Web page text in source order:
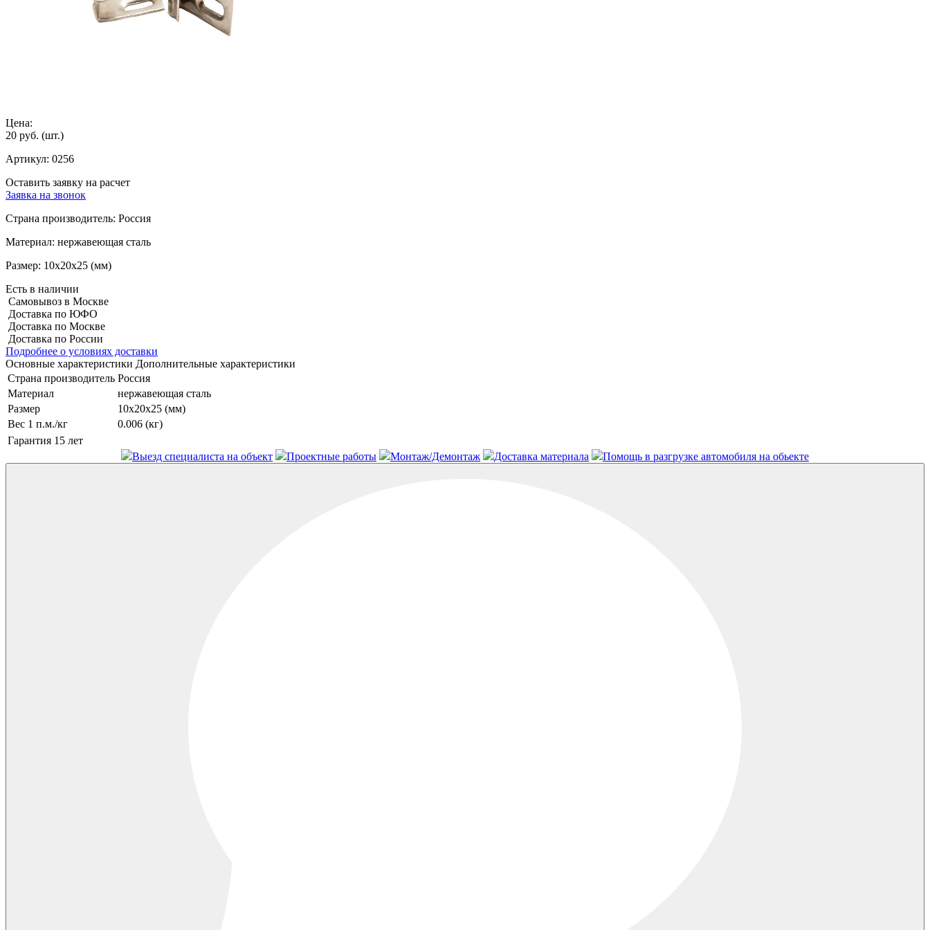
Цена:
20 руб. (шт.)
Артикул: 0256
Оставить заявку на расчет
Заявка на звонок
Страна производитель: Россия
Материал: нержавеющая сталь
Размер: 10х20х25 (мм)
Есть в наличии
Самовывоз в Москве
Доставка по ЮФО
Доставка по Москве
Доставка по России
Подробнее о условиях доставки
Основные характеристики Дополнительные характеристики
Страна производитель Россия
Материал
нержавеющая сталь
Размер
10х20х25 (мм)
Вес 1 п.м./кг
0.006 (кг)
Гарантия 15 лет
Выезд специалиста на объект
Проектные работы Монтаж/Демонтаж Доставка материала Помощь в разгрузке автомобиля на обьекте